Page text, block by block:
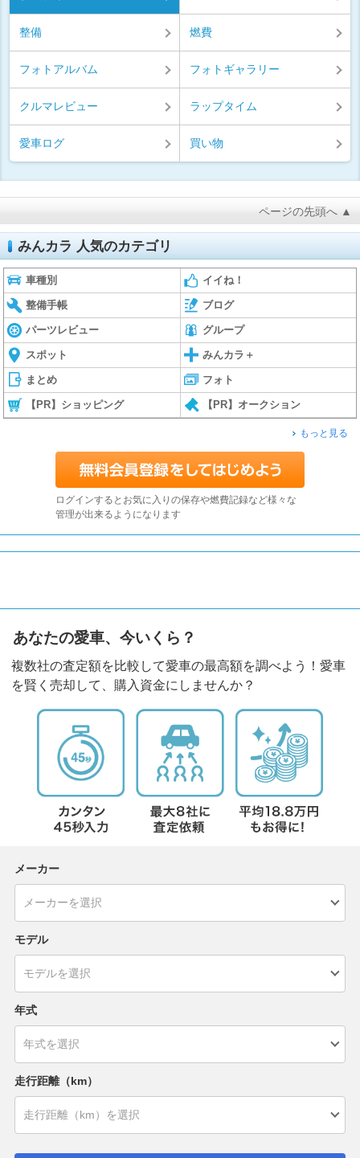
整備 燃費
フォトアルバム フォトギャラリー
クルマレビュー ラップタイム
愛車ログ 買い物
ページの先頭へ ▲
みんカラ 人気のカテゴリ
車種別 イイね！
整備手帳 ブログ
パーツレビュー グループ
スポット みんカラ＋
まとめ フォト
【PR】ショッピング 【PR】オークション
もっと見る
ログインするとお気に入りの保存や燃費記録など様々な
管理が出来るようになります
あなたの愛車、今いくら？
複数社の査定額を比較して愛車の最高額を調べよう！愛車
を賢く売却して、購入資金にしませんか？
メーカー
モデル
年式
走行距離（km）